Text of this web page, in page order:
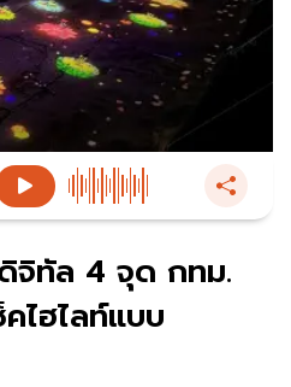
จิทัล 4 จุด กทม.
ไฮไลท์แบบ